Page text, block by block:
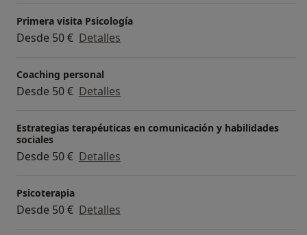
Primera visita Psicología
Desde 50 € Detalles
Coaching personal
Desde 50 € Detalles
Estrategias terapéuticas en comunicación y habilidades
sociales
Desde 50 € Detalles
Psicoterapia
Desde 50 € Detalles